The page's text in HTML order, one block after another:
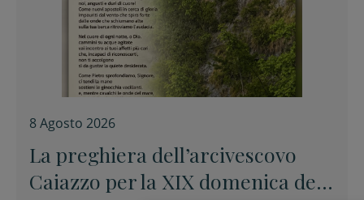
8 Agosto 2026
La preghiera dell’arcivescovo
Caiazzo per la XIX domenica del